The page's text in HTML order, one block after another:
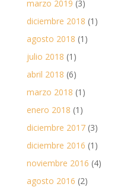
marzo 2019 (3)
diciembre 2018 (1)
agosto 2018 (1)
julio 2018 (1)
abril 2018 (6)
marzo 2018 (1)
enero 2018 (1)
diciembre 2017(3)
diciembre 2016 (1)
noviembre 2016 (4)
agosto 2016 (2)